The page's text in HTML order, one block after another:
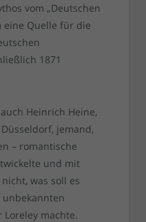
vom „Deutschen
eine Quelle für die
1871
Heinrich Heine,
jemand,
– romantische
und mit
was soll es
unbekannten
Loreley machte.